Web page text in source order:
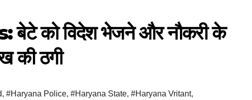
को विदेश भेजने और नौकरी के
की ठगी
, #Haryana Police, #Haryana State, #Haryana Vritant,